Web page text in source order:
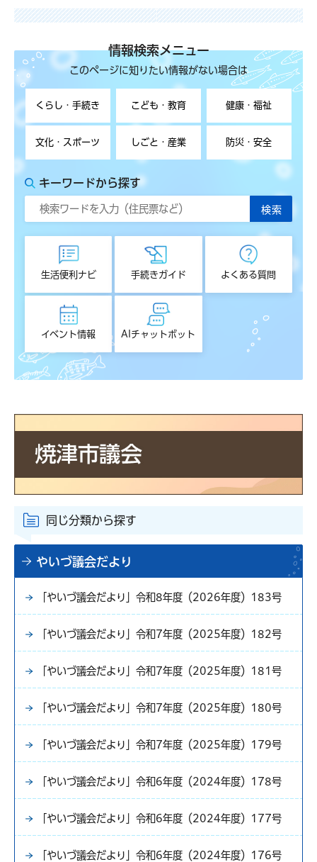
情報検索メニュー
このページに知りたい情報がない場合は
くらし・手続き こども・教育 健康・福祉
文化・スポーツ しごと・産業 防災・安全
キーワードから探す
生活便利ナビ 手続きガイド よくある質問
イベント情報 AIチャットボット
同じ分類から探す
やいづ議会だより
「やいづ議会だより」令和8年度（2026年度）183号
「やいづ議会だより」令和7年度（2025年度）182号
「やいづ議会だより」令和7年度（2025年度）181号
「やいづ議会だより」令和7年度（2025年度）180号
「やいづ議会だより」令和7年度（2025年度）179号
「やいづ議会だより」令和6年度（2024年度）178号
「やいづ議会だより」令和6年度（2024年度）177号
「やいづ議会だより」令和6年度（2024年度）176号